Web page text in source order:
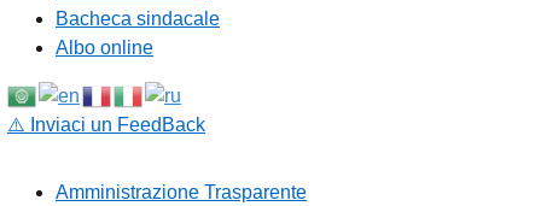
Bacheca sindacale
Albo online
⚠️ Inviaci un FeedBack
Amministrazione Trasparente